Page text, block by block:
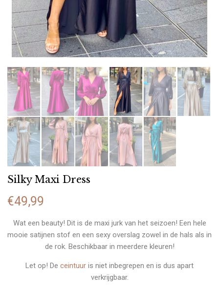
Silky Maxi Dress
€49,99
Wat een beauty! Dit is de maxi jurk van het seizoen! Een hele
mooie satijnen stof en een sexy overslag zowel in de hals als in
de rok. Beschikbaar in meerdere kleuren!
Let op! De ceintuur is niet inbegrepen en is dus apart
verkrijgbaar.